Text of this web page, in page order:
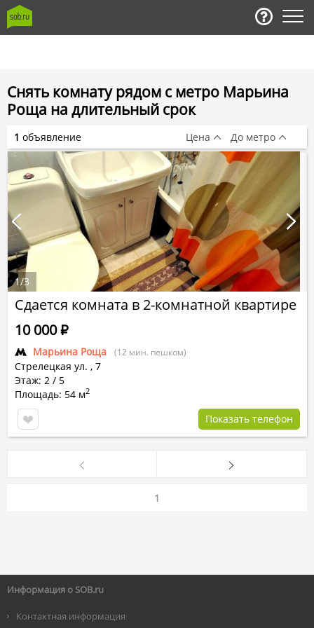
Снять комнату рядом с метро Марьина
Роща на длительный срок
Сдается комната в 2-комнатной квартире
Марьина Роща (12 мин. пешком)
Стрелецкая ул. , 7
Этаж: 2 / 5
Площадь: 54 м2
10 000Р
Показать телефон
1/3
1 объявление Цена До метро
1
Информация о SOB.ru
Контактная информация